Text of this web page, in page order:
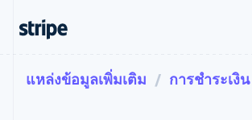
การชำระเงิน รายรับ
ก
ตามขั้น
เอกสารประกอบ
เรียนรู้
แหล่งข้อมูลเพิ่มเติม การชำระเงิน